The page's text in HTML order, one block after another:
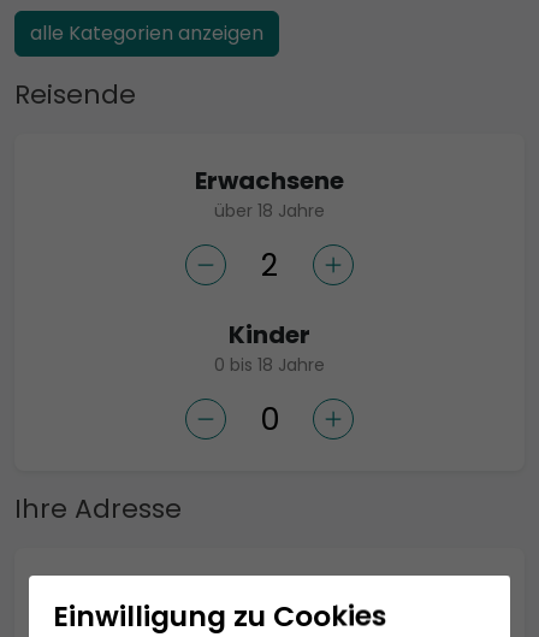
alle Kategorien anzeigen
Reisende
Erwachsene
über 18 Jahre
Kinder
0 bis 18 Jahre
Ihre Adresse
Einwilligung zu Cookies